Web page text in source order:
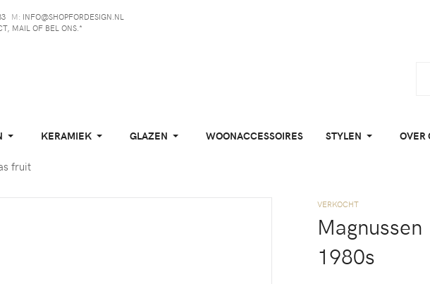
M: INFO@SHOPFORDESIGN.NL
MAIL OF BEL ONS.*
KERAMIEK GLAZEN WOONACCESSOIRES STYLEN OVER
fruit
VERKOCHT
1980s